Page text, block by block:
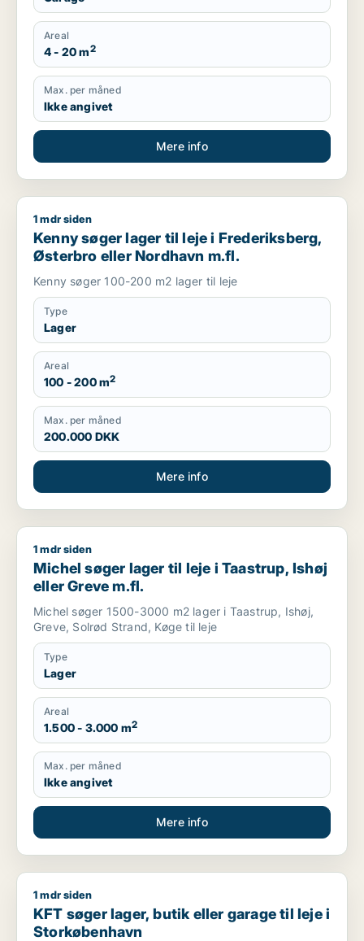
Areal
4 - 20 m2
Max. per måned
Ikke angivet
Mere info
Kenny søger lager til leje i Frederiksberg, Østerbro eller
1 mdr siden
Kenny søger lager til leje i Frederiksberg,
Østerbro eller Nordhavn m.fl.
Kenny søger 100-200 m2 lager til leje
Type
Lager
Areal
100 - 200 m2
Max. per måned
200.000 DKK
Mere info
Michel søger lager til leje i Taastrup, Ishøj eller Greve m.fl.
1 mdr siden
Michel søger lager til leje i Taastrup, Ishøj
eller Greve m.fl.
Michel søger 1500-3000 m2 lager i Taastrup, Ishøj,
Greve, Solrød Strand, Køge til leje
Type
Lager
Areal
1.500 - 3.000 m2
Max. per måned
Ikke angivet
Mere info
KFT søger lager, butik eller garage til leje i Storkøbenhavn
1 mdr siden
KFT søger lager, butik eller garage til leje i
Storkøbenhavn